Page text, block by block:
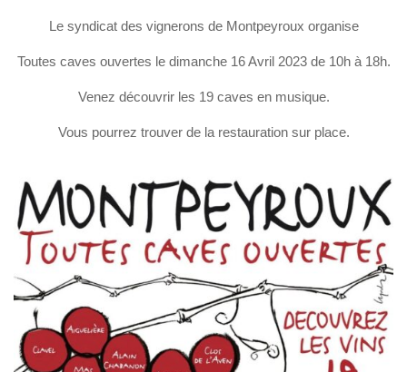
Le syndicat des vignerons de Montpeyroux organise
Toutes caves ouvertes le dimanche 16 Avril 2023 de 10h à 18h.
Venez découvrir les 19 caves en musique.
Vous pourrez trouver de la restauration sur place.